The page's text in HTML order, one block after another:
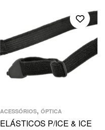
ACESSÓRIOS, ÓPTICA
ELÁSTICOS P/ICE & ICE